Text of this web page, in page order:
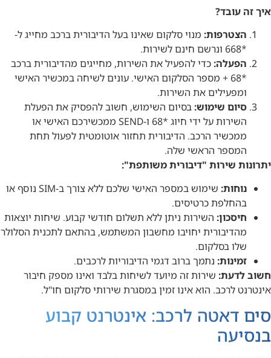
איך זה עובד?
הצטרפות: מנוי סלקום שאינו בעל הדיבורית ברכב מחייג ל-
*668 ונרשם חינם לשירות.
הפעלה: כדי להפעיל את השירות, מחייגים מהדיבורית ברכב
*68 + מספר הסלקום האישי. עונים לשיחה במכשיר האישי
ומפעילים את השירות.
סיום שימוש: בסיום השימוש, חשוב להפסיק את הפעלת
השירות על ידי חיוג *68 ו-SEND ממכשירכם האישי או
ממכשיר הרכב. הדיבורית תחזור אוטומטית לפעול תחת
המספר הראשי שלה.
יתרונות שירות "דיבורית משותפת":
נוחות:
שימוש במספר האישי שלכם ללא צורך ב-SIM נוסף או
בהחלפת כרטיסים.
חיסכון: השירות ניתן ללא תשלום חודשי קבוע. שיחות יוצאות
מהדיבורית יחויבו מחשבון המשתמש, בהתאם לתכנית הסלולר
שלו בסלקום.
זמינות: נתמך ברוב דגמי הדיבוריות לרכבים.
חשוב לדעת: שירות זה מיועד לשיחות בלבד ואינו מספק חיבור
אינטרנט לרכב. הוא אינו זמין במסגרת שירותי סלקום חו"ל.
סים דאטה לרכב: אינטרנט קבוע
בנסיעה